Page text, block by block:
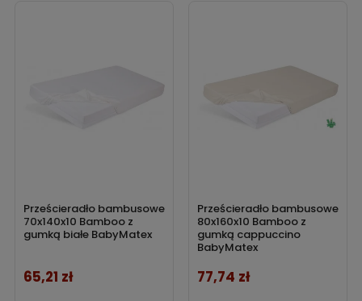
Prześcieradło bambusowe
70x140x10 Bamboo z
gumką białe BabyMatex
Cena
65,21 zł
Prześcieradło bambusowe
80x160x10 Bamboo z
gumką cappuccino
BabyMatex
Cena
77,74 zł